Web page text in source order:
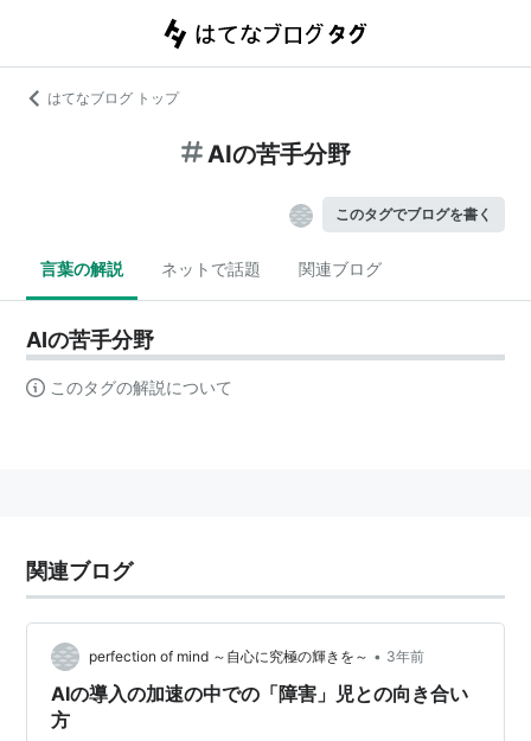
はてなブログ トップ
AIの苦手分野
このタグでブログを書く
言葉の解説 ネットで話題 関連ブログ
AIの苦手分野
このタグの解説について
関連ブログ
perfection of mind ～自心に究極の輝きを～ • 3年前
AIの導入の加速の中での「障害」児との向き合い
方